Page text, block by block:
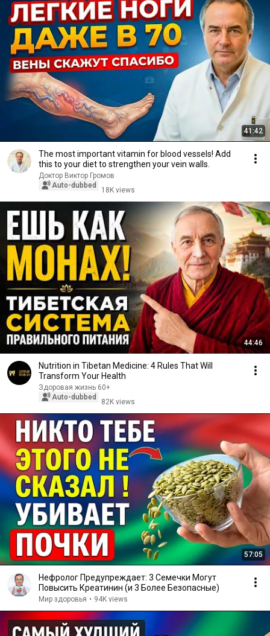
41:42
The most important vitamin for blood vessels! Add
this to your diet to strengthen your vein walls.
Доктор Виктор Громов
Auto-dubbed
18K views
44:46
Nutrition in Tibetan Medicine: 4 Rules That Will
Transform Your Health
Здоровая жизнь 60+
Auto-dubbed
82K views
57:05
Нефролог Предупреждает: 3 Семечки Могут
Повысить Креатинин (и 3 Более Безопасные)
Мир здоровья • 94K views